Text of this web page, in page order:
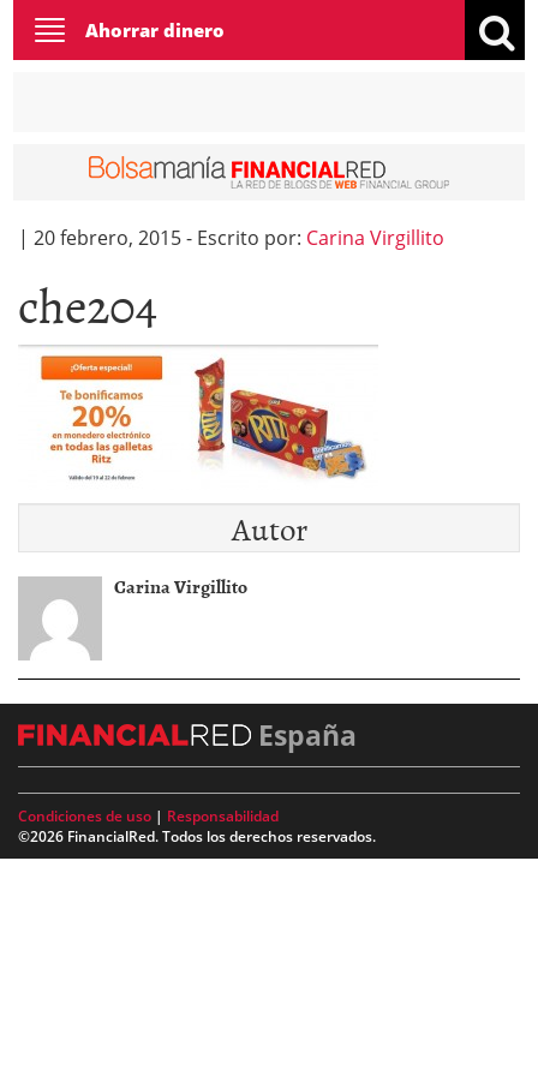
Toggle
navigation
Ahorrar dinero
| 20 febrero, 2015- Escrito por: Carina Virgillito
che204
Autor
Carina Virgillito
España
Condiciones de uso | Responsabilidad
©2026 FinancialRed. Todos los derechos reservados.